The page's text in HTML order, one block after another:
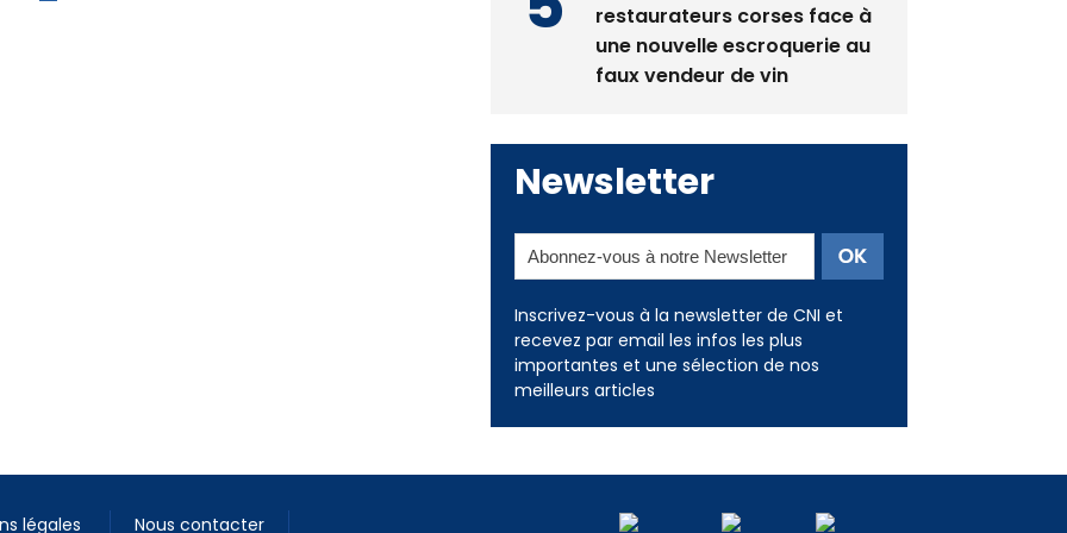
restaurateurs corses face à
une nouvelle escroquerie au
faux vendeur de vin
Newsletter
Inscrivez-vous à la newsletter de CNI et
recevez par email les infos les plus
importantes et une sélection de nos
meilleurs articles
légales Nous contacter